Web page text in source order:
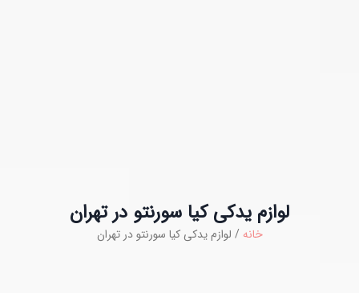
خانه / لوازم یدکی کیا سورنتو در تهران
لوازم یدکی کیا سورنتو در تهران